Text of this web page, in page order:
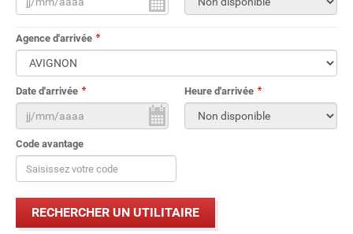
Agence d'arrivée
Date d'arrivée Heure d'arrivée
Code avantage